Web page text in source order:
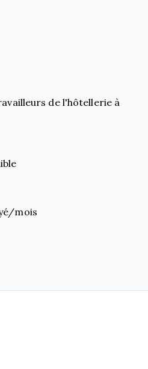
de l'hôtellerie à
mois